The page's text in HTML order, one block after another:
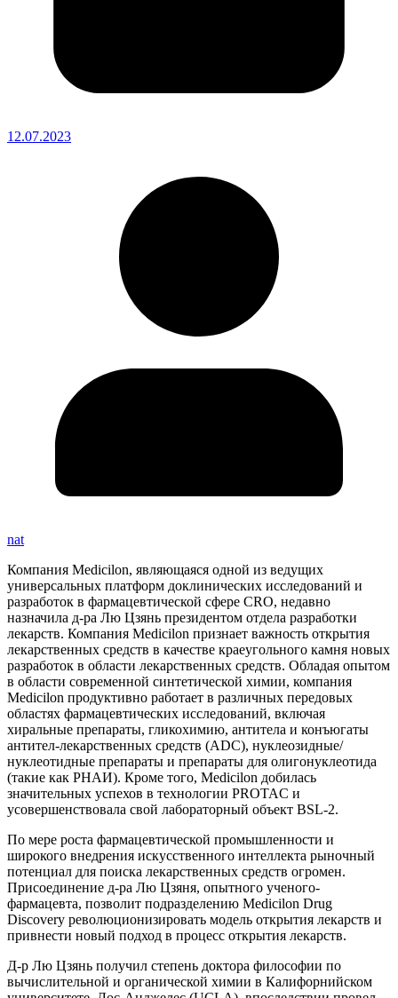
12.07.2023
nat
Компания Medicilon, являющаяся одной из ведущих
универсальных платформ доклинических исследований и
разработок в фармацевтической сфере CRO, недавно
назначила д-ра Лю Цзянь президентом отдела разработки
лекарств. Компания Medicilon признает важность открытия
лекарственных средств в качестве краеугольного камня новых
разработок в области лекарственных средств. Обладая опытом
в области современной синтетической химии, компания
Medicilon продуктивно работает в различных передовых
областях фармацевтических исследований, включая
хиральные препараты, гликохимию, антитела и конъюгаты
антител-лекарственных средств (ADC), нуклеозидные/
нуклеотидные препараты и препараты для олигонуклеотида
(такие как РНАИ). Кроме того, Medicilon добилась
значительных успехов в технологии PROTAC и
усовершенствовала свой лабораторный объект BSL-2.
По мере роста фармацевтической промышленности и
широкого внедрения искусственного интеллекта рыночный
потенциал для поиска лекарственных средств огромен.
Присоединение д-ра Лю Цзяня, опытного ученого-
фармацевта, позволит подразделению Medicilon Drug
Discovery революционизировать модель открытия лекарств и
привнести новый подход в процесс открытия лекарств.
Д-р Лю Цзянь получил степень доктора философии по
вычислительной и органической химии в Калифорнийском